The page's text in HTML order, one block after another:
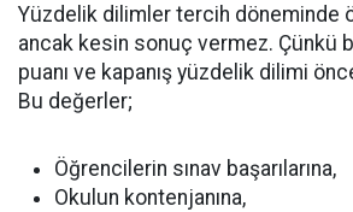
Yüzdelik dilimler tercih döneminde
ancak kesin sonuç vermez. Çünkü
puanı ve kapanış yüzdelik dilimi
Bu değerler;
Öğrencilerin sınav başarılarına,
Okulun kontenjanına,